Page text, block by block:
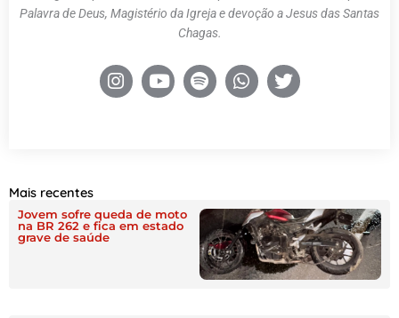
Palavra de Deus, Magistério da Igreja e devoção a Jesus das Santas
Chagas.
Mais recentes
Jovem sofre queda de moto
na BR 262 e fica em estado
grave de saúde